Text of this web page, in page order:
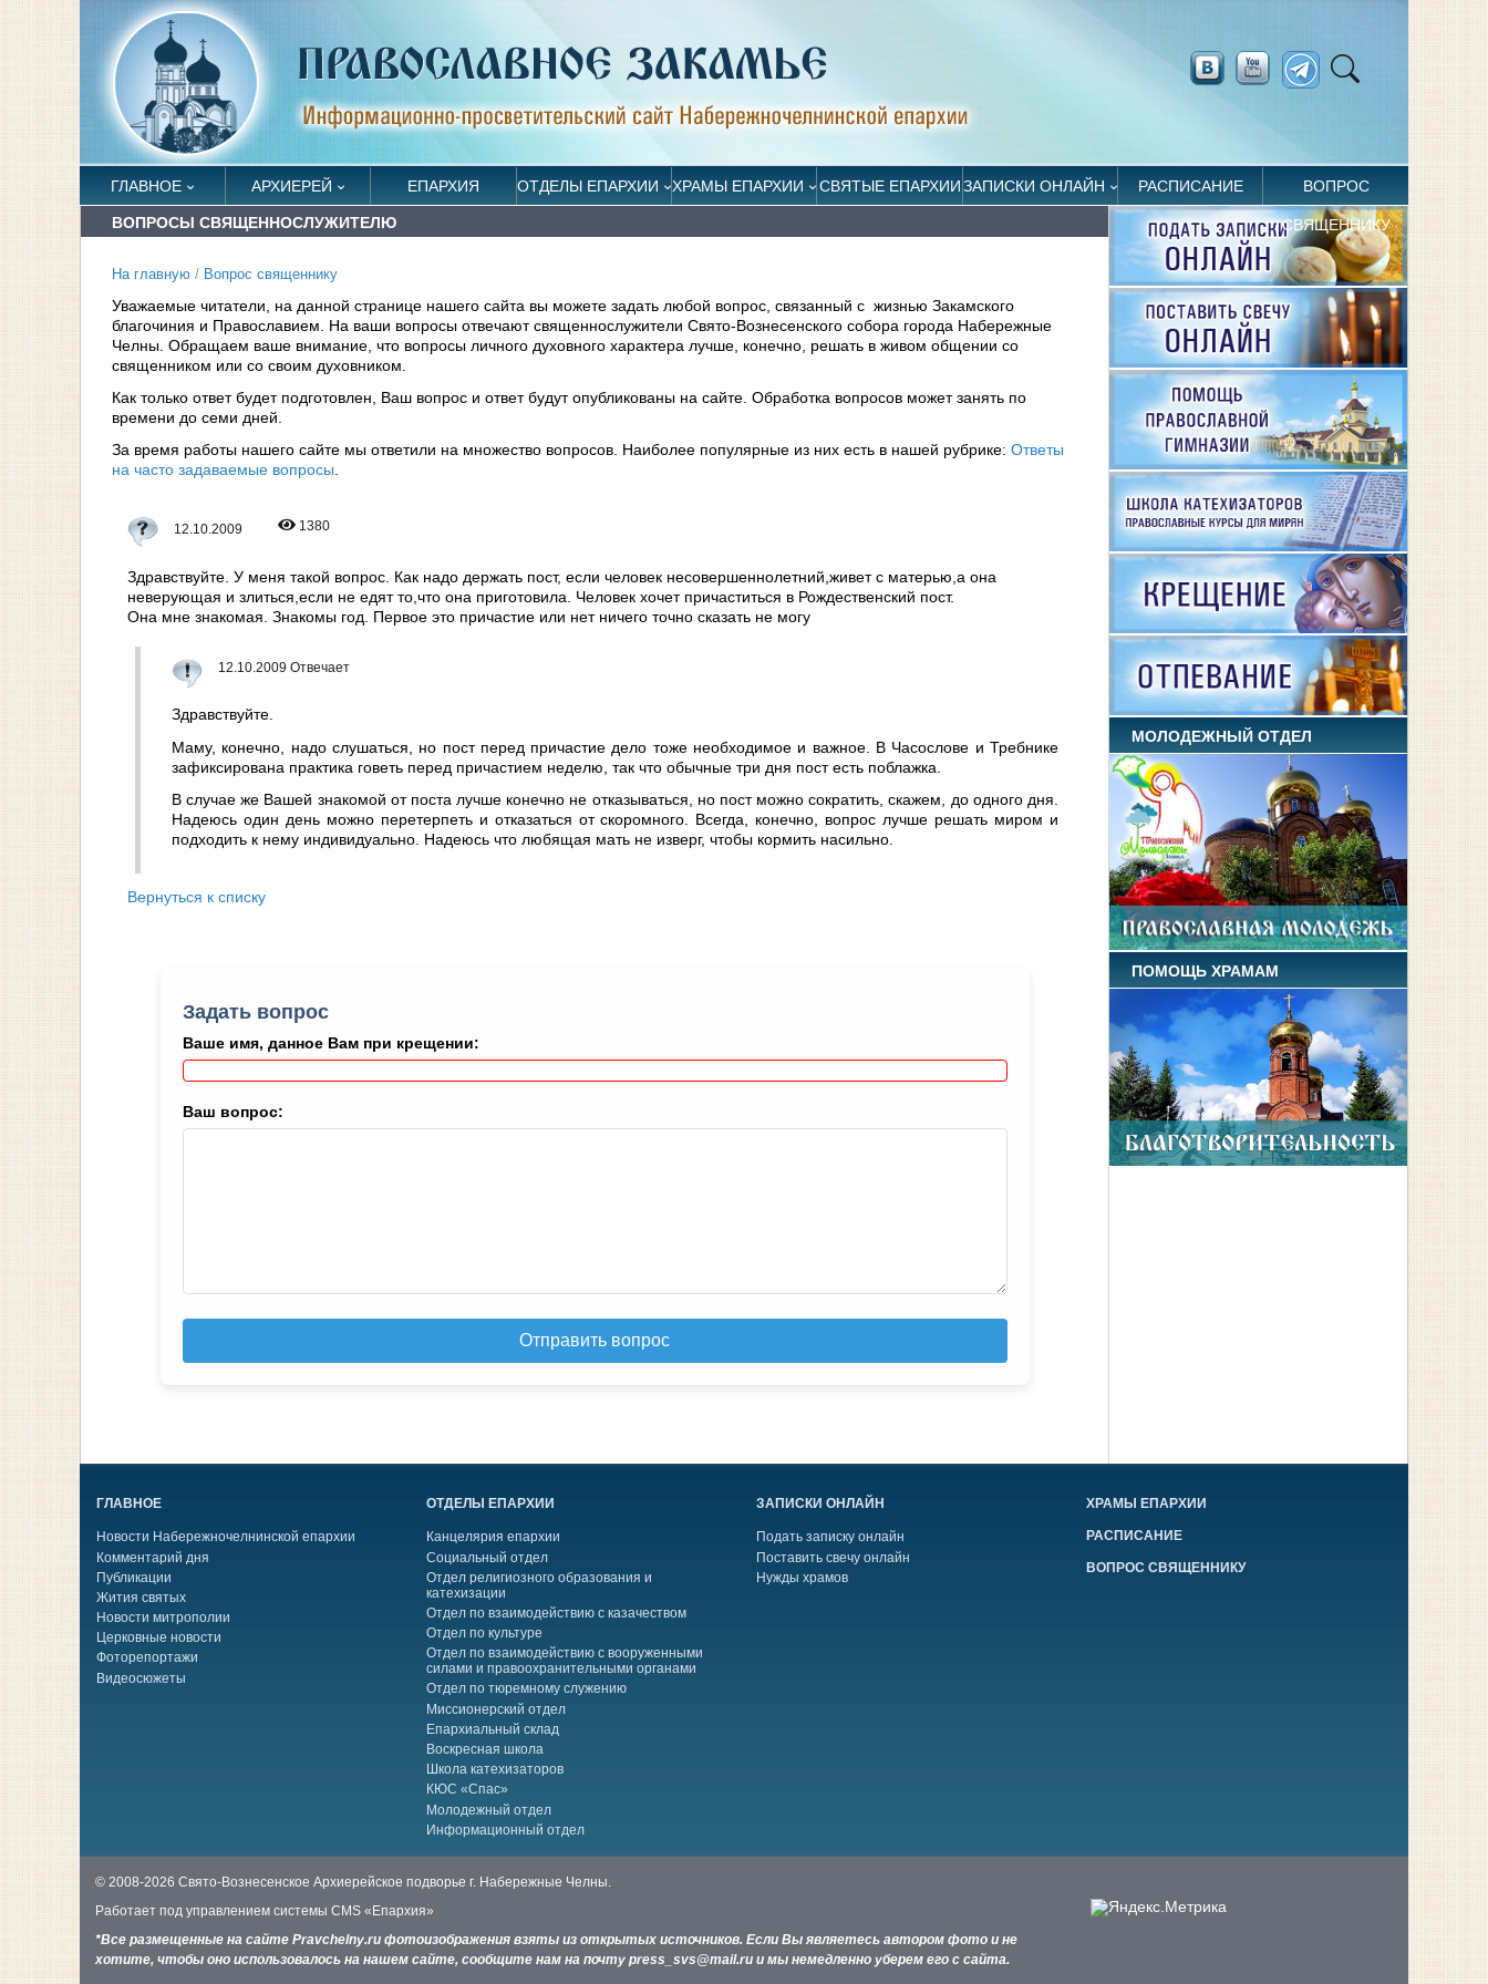
ГЛАВНОЕ АРХИЕРЕЙ ЕПАРХИЯ ОТДЕЛЫ ЕПАРХИИ ХРАМЫ ЕПАРХИИ СВЯТЫЕ ЕПАРХИИЗАПИСКИ ОНЛАЙН РАСПИСАНИЕ ВОПРОС
СВЯЩЕННИКУ
ВОПРОСЫ СВЯЩЕННОСЛУЖИТЕЛЮ
На главную / Вопрос священнику
Уважаемые читатели, на данной странице нашего сайта вы можете задать любой вопрос, связанный с жизнью Закамского
благочиния и Православием. На ваши вопросы отвечают священнослужители Свято-Вознесенского собора города Набережные
Челны. Обращаем ваше внимание, что вопросы личного духовного характера лучше, конечно, решать в живом общении со
священником или со своим духовником.
Как только ответ будет подготовлен, Ваш вопрос и ответ будут опубликованы на сайте. Обработка вопросов может занять по
времени до семи дней.
За время работы нашего сайте мы ответили на множество вопросов. Наиболее популярные из них есть в нашей рубрике: Ответы
на часто задаваемые вопросы.
12.10.2009 1380
Здравствуйте. У меня такой вопрос. Как надо держать пост, если человек несовершеннолетний,живет с матерью,а она
неверующая и злиться,если не едят то,что она приготовила. Человек хочет причаститься в Рождественский пост.
Она мне знакомая. Знакомы год. Первое это причастие или нет ничего точно сказать не могу
12.10.2009 Отвечает
Здравствуйте.
Маму, конечно, надо слушаться, но пост перед причастие дело тоже необходимое и важное. В Часослове и Требнике
зафиксирована практика говеть перед причастием неделю, так что обычные три дня пост есть поблажка.
В случае же Вашей знакомой от поста лучше конечно не отказываться, но пост можно сократить, скажем, до одного дня.
Надеюсь один день можно перетерпеть и отказаться от скоромного. Всегда, конечно, вопрос лучше решать миром и
подходить к нему индивидуально. Надеюсь что любящая мать не изверг, чтобы кормить насильно.
Вернуться к списку
Задать вопрос
Ваше имя, данное Вам при крещении:
Ваш вопрос:
Отправить вопрос
МОЛОДЕЖНЫЙ ОТДЕЛ
ПОМОЩЬ ХРАМАМ
ГЛАВНОЕ
Новости Набережночелнинской епархии
Комментарий дня
Публикации
Жития святых
Новости митрополии
Церковные новости
Фоторепортажи
Видеосюжеты
ОТДЕЛЫ ЕПАРХИИ
Канцелярия епархии
Социальный отдел
Отдел религиозного образования и
катехизации
Отдел по взаимодействию с казачеством
Отдел по культуре
Отдел по взаимодействию с вооруженными
силами и правоохранительными органами
Отдел по тюремному служению
Миссионерский отдел
Епархиальный склад
Воскресная школа
Школа катехизаторов
КЮС «Спас»
Молодежный отдел
Информационный отдел
ЗАПИСКИ ОНЛАЙН
Подать записку онлайн
Поставить свечу онлайн
Нужды храмов
ХРАМЫ ЕПАРХИИ
РАСПИСАНИЕ
ВОПРОС СВЯЩЕННИКУ
© 2008-2026 Свято-Вознесенское Архиерейское подворье г. Набережные Челны.
Работает под управлением системы CMS «Епархия»
*Все размещенные на сайте Pravchelny.ru фотоизображения взяты из открытых источников. Если Вы являетесь автором фото и не
хотите, чтобы оно использовалось на нашем сайте, сообщите нам на почту press_svs@mail.ru и мы немедленно уберем его с сайта.